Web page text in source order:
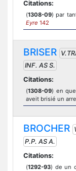
Citations:
(1308-09) par
Eyre 142
BRISER
INF. AS S.
Citations:
(1308-09) en
aveit brisié un
BROCHER
P.P. AS A.
Citations:
(1292-93) de un